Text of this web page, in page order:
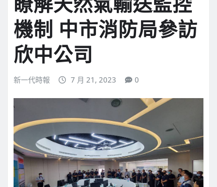
機制 中市消防局參訪
欣中公司
新一代時報 7 月 21, 2023 0